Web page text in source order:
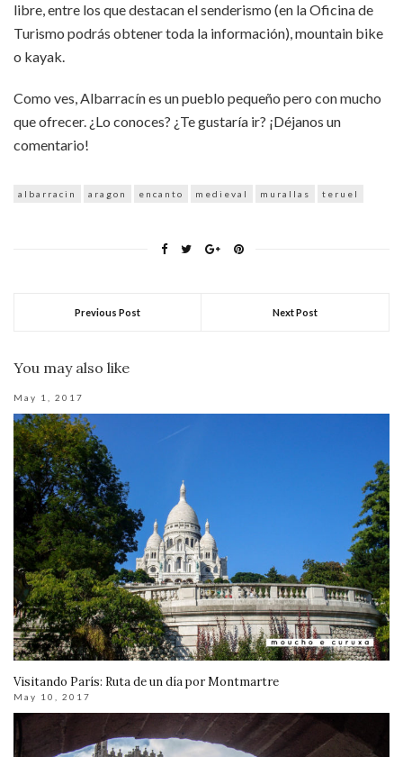
libre, entre los que destacan el senderismo (en la Oficina de
Turismo podrás obtener toda la información), mountain bike
o kayak.
Como ves, Albarracín es un pueblo pequeño pero con mucho
que ofrecer. ¿Lo conoces? ¿Te gustaría ir? ¡Déjanos un
comentario!
albarracin aragon encanto medieval murallas teruel
Previous Post Next Post
You may also like
May 1, 2017
Visitando París: Ruta de un día por Montmartre
May 10, 2017